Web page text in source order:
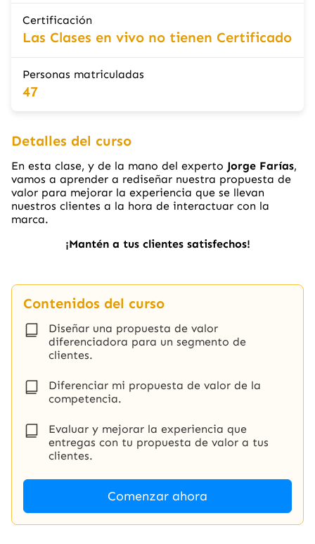
Certificación
Las Clases en vivo no tienen Certificado
Personas matriculadas
47
Detalles del curso
En esta clase, y de la mano del experto Jorge Farías,
vamos a aprender a rediseñar nuestra propuesta de
valor para mejorar la experiencia que se llevan
nuestros clientes a la hora de interactuar con la
marca.
¡Mantén a tus clientes satisfechos!
Contenidos del curso
Diseñar una propuesta de valor
diferenciadora para un segmento de
clientes.
Diferenciar mi propuesta de valor de la
competencia.
Evaluar y mejorar la experiencia que
entregas con tu propuesta de valor a tus
clientes.
Comenzar ahora